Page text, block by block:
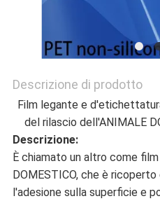
CONTATTACI
NOTIZIE
CASI
BLOG
Descrizione di prodotto
Film legante e
del rilascio dell'ANIMALE
Descrizione:
È chiamato un altro come
DOMESTICO, che è
l'adesione sulla superficie e